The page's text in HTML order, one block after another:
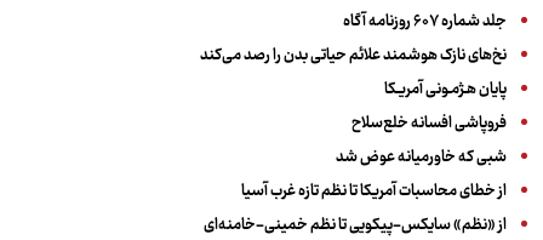
جلد شماره ۶۰۷ روزنامه آگاه
نخ‌های نازک هوشمند علائم حیاتی بدن را رصد می‌کند
پایان هـژمـونی آمریـکا
فروپاشی افسانه خلع‌سلاح
شبی که خاورمیانه عوض شد
از خطای محاسبات آمریکا تا نظم تازه غرب آسیا
از «نظم» سایکس-پیکویی تا نظم خمینی-خامنه‌ای